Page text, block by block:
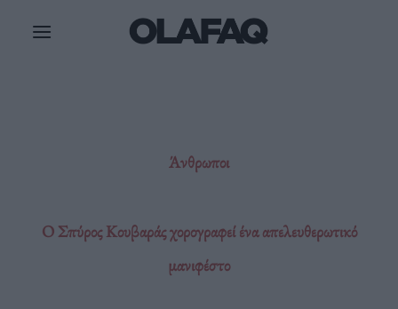
Άνθρωποι
Ο Σπύρος Κουβαράς χορογραφεί ένα απελευθερωτικό
μανιφέστο